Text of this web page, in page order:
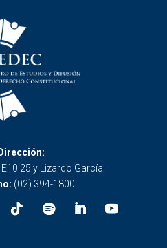
Dirección:
25 y Lizardo García
(02) 394-1800